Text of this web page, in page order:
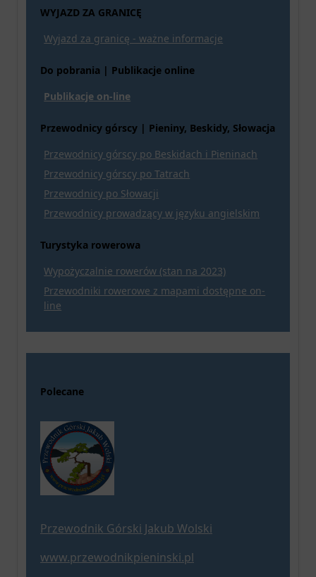
WYJAZD ZA GRANICĘ
Wyjazd za granicę - ważne informacje
Do pobrania | Publikacje online
Publikacje on-line
Przewodnicy górscy | Pieniny, Beskidy, Słowacja
Przewodnicy górscy po Beskidach i Pieninach
Przewodnicy górscy po Tatrach
Przewodnicy po Słowacji
Przewodnicy prowadzący w języku angielskim
Turystyka rowerowa
Wypożyczalnie rowerów (stan na 2023)
Przewodniki rowerowe z mapami dostępne on-
line
Polecane
Przewodnik Górski Jakub Wolski
www.przewodnikpieninski.pl